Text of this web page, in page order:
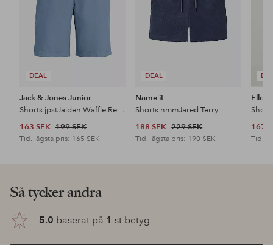
DEAL
Jack & Jones Junior
Shorts jpstJaiden Waffle Resort Jnr
163 SEK 199 SEK
Tid. lägsta pris: 165 SEK
DEAL
Name it
Shorts nmmJared Terry
188 SEK 229 SEK
Tid. lägsta pris:190 SEK
Ellos
167
Tid.
Så tycker andra
5.0 baserat på 1 st betyg